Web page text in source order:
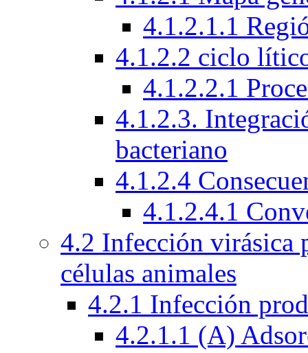
4.1.2.1.1
4.1.2.2 ciclo
4.1.2.2.1
4.1.2.3.
bacteriano
4.1.2.4
4.1.2.4.1
4.2 Infección virásica
células animales
4.2.1 Infección
4.2.1.1 (A)